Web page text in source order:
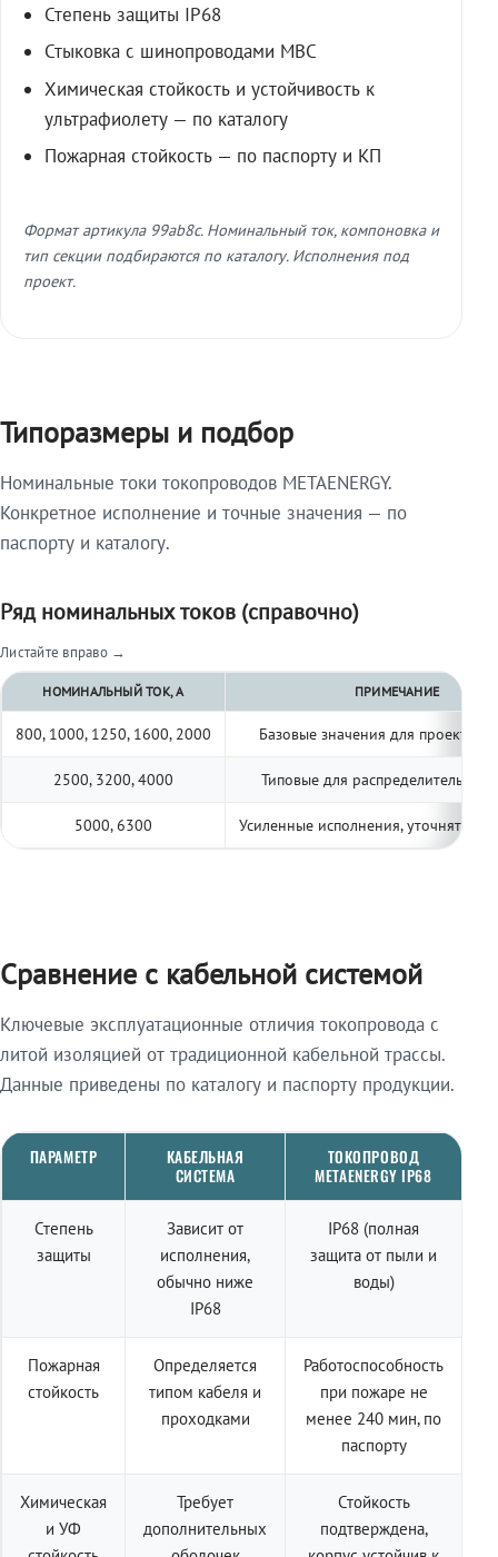
Степень защиты IP68
Стыковка с шинопроводами МВС
Химическая стойкость и устойчивость к
ультрафиолету — по каталогу
Пожарная стойкость — по паспорту и КП
Формат артикула 99ab8c. Номинальный ток, компоновка и
тип секции подбираются по каталогу. Исполнения под
проект.
Типоразмеры и подбор
Номинальные токи токопроводов METAENERGY.
Конкретное исполнение и точные значения — по
паспорту и каталогу.
Ряд номинальных токов (справочно)
Листайте вправо →
НОМИНАЛЬНЫЙ ТОК, А ПРИМЕЧАНИЕ
800, 1000, 1250, 1600, 2000 Базовые значения для
2500, 3200, 4000 Типовые для распределительных
5000, 6300 Усиленные исполнения, уточнять по
Сравнение с кабельной системой
Ключевые эксплуатационные отличия токопровода с
литой изоляцией от традиционной кабельной трассы.
Данные приведены по каталогу и паспорту продукции.
ПАРАМЕТР
КАБЕЛЬНАЯ
СИСТЕМА
ТОКОПРОВОД
METAENERGY IP68
Степень
защиты
Зависит от
исполнения,
обычно ниже
IP68
IP68 (полная
защита от пыли и
воды)
Пожарная
стойкость
Определяется
типом кабеля и
проходками
Работоспособность
при пожаре не
менее 240 мин, по
паспорту
Химическая
и УФ
Требует
дополнительных
Стойкость
подтверждена,